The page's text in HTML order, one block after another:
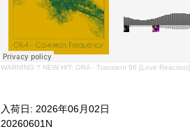
WARNING ? NEW HIT: ORA - Transient 96 [Love Reaction]
入荷日: 2026年06月02日
20260601N